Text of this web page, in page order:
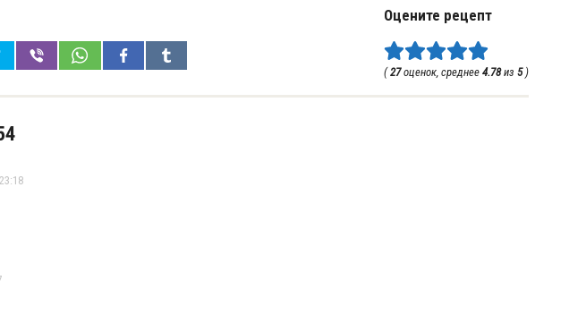
Оцените рецепт
(27оценок, среднее 4.78из 5)